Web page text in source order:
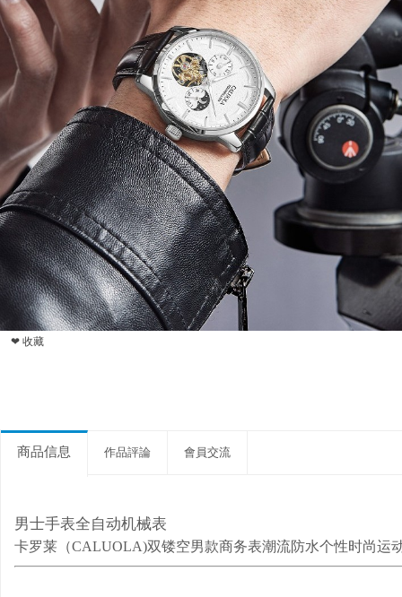
❤ 收藏
商品信息 作品評論 會員交流
男士手表全自动机械表
卡罗莱（CALUOLA)双镂空男款商务表潮流防水个性时尚运